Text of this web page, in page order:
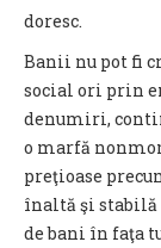
doresc.
Banii nu pot fi
social ori prin
denumiri,
o marfă
preţioase
înaltă şi stabilă
de bani în faţa